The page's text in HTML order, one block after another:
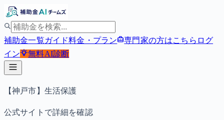
補助金一覧ガイド料金・プラン 専門家の方はこちら ログ
イン
無料AI診断
【神戸市】生活保護
公式サイトで詳細を確認